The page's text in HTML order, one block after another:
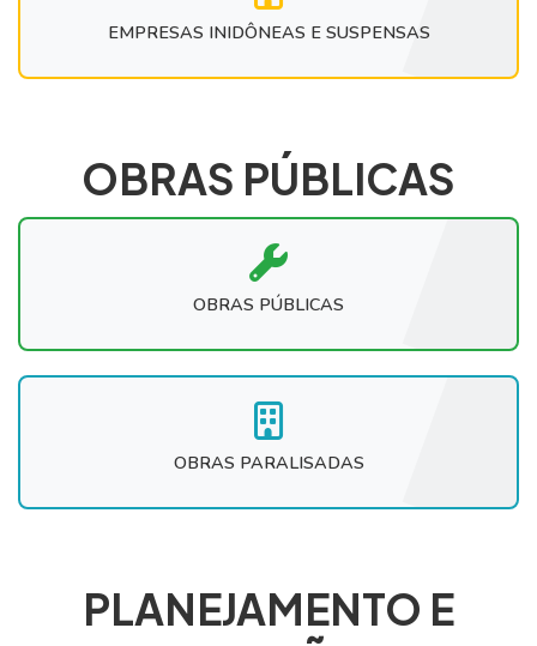
EMPRESAS INIDÔNEAS E SUSPENSAS
OBRAS PÚBLICAS
OBRAS PÚBLICAS
OBRAS PARALISADAS
PLANEJAMENTO E